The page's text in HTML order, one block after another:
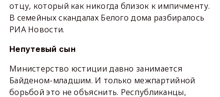
отцу, который как никогда близок к импичменту.
В семейных скандалах Белого дома разбиралось
РИА Новости.
Непутевый сын
Министерство юстиции давно занимается
Байденом-младшим. И только межпартийной
борьбой это не объяснить. Республиканцы,